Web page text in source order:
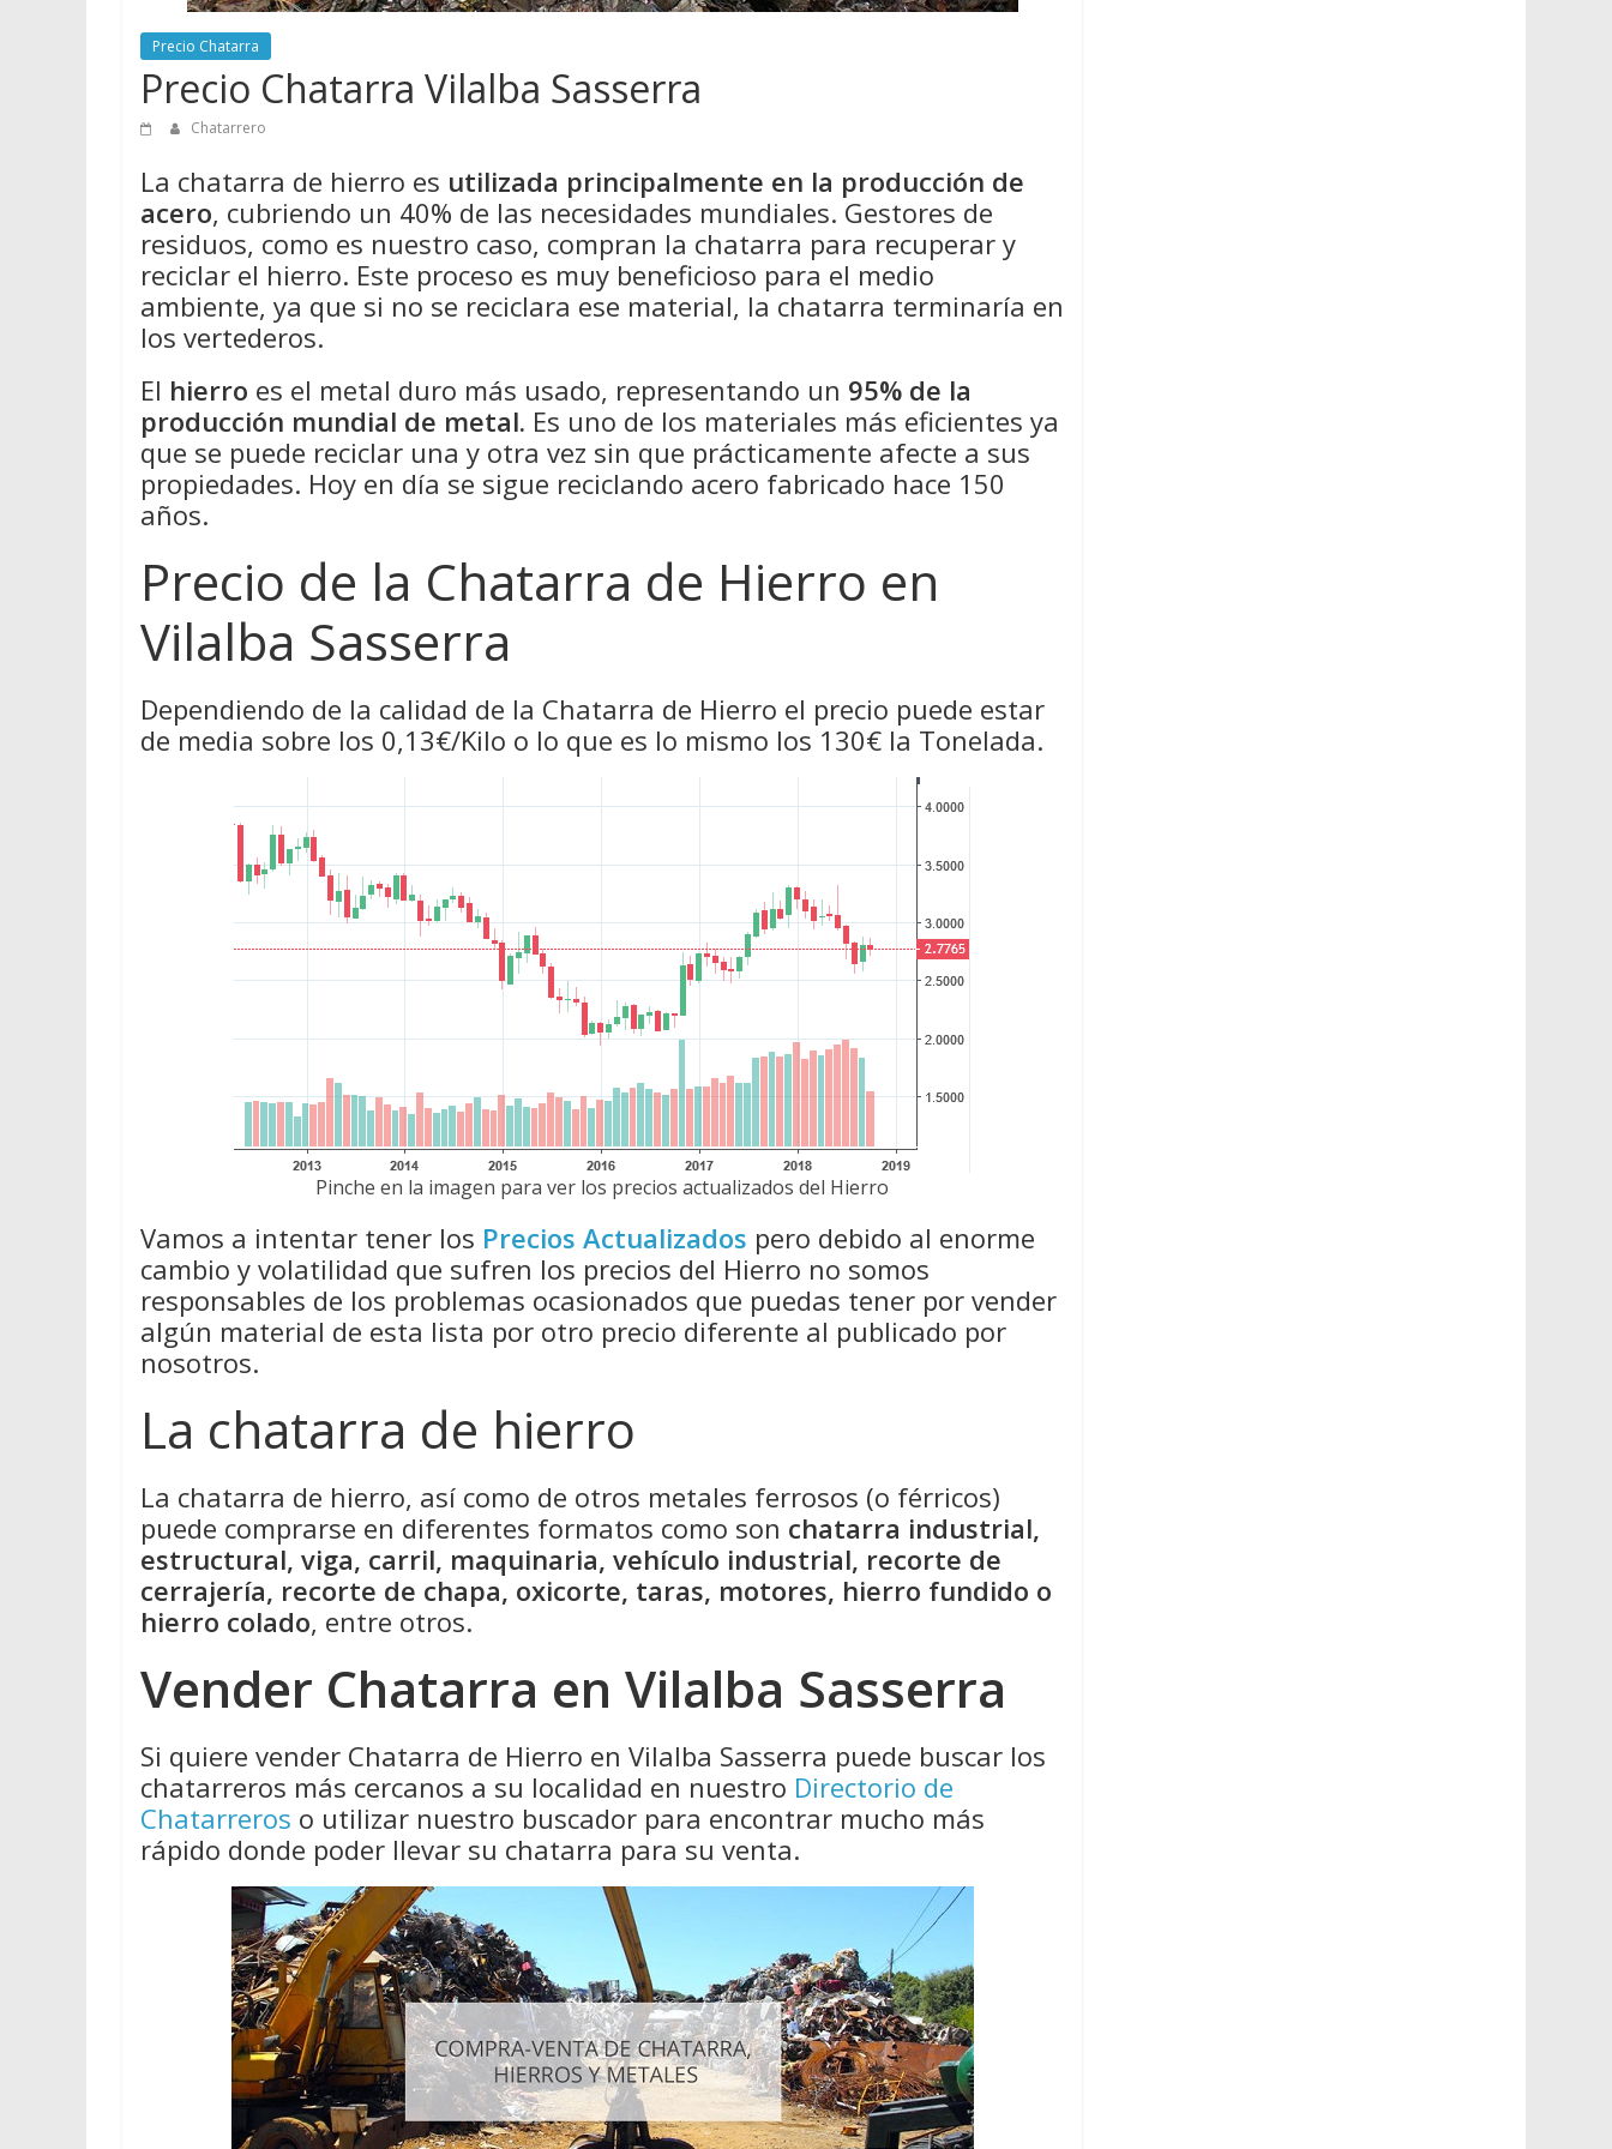
Precio Chatarra
Precio Chatarra Vilalba Sasserra
Chatarrero
La chatarra de hierro es utilizada principalmente en la producción de
acero, cubriendo un 40% de las necesidades mundiales. Gestores de
residuos, como es nuestro caso, compran la chatarra para recuperar y
reciclar el hierro. Este proceso es muy beneficioso para el medio
ambiente, ya que si no se reciclara ese material, la chatarra terminaría en
los vertederos.
El hierro es el metal duro más usado, representando un 95% de la
producción mundial de metal. Es uno de los materiales más eficientes ya
que se puede reciclar una y otra vez sin que prácticamente afecte a sus
propiedades. Hoy en día se sigue reciclando acero fabricado hace 150
años.
Precio de la Chatarra de Hierro en
Vilalba Sasserra
Dependiendo de la calidad de la Chatarra de Hierro el precio puede estar
de media sobre los 0,13€/Kilo o lo que es lo mismo los 130€ la Tonelada.
Pinche en la imagen para ver los precios actualizados del Hierro
Vamos a intentar tener los Precios Actualizados pero debido al enorme
cambio y volatilidad que sufren los precios del Hierro no somos
responsables de los problemas ocasionados que puedas tener por vender
algún material de esta lista por otro precio diferente al publicado por
nosotros.
La chatarra de hierro
La chatarra de hierro, así como de otros metales ferrosos (o férricos)
puede comprarse en diferentes formatos como son chatarra industrial,
estructural, viga, carril, maquinaria, vehículo industrial, recorte de
cerrajería, recorte de chapa, oxicorte, taras, motores, hierro fundido o
hierro colado, entre otros.
Vender Chatarra en Vilalba Sasserra
Si quiere vender Chatarra de Hierro en Vilalba Sasserra puede buscar los
chatarreros más cercanos a su localidad en nuestro Directorio de
Chatarreros o utilizar nuestro buscador para encontrar mucho más
rápido donde poder llevar su chatarra para su venta.